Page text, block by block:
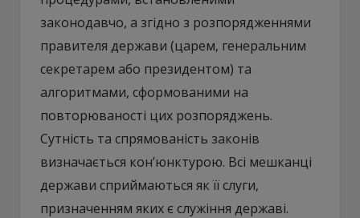
законодавчо, а згідно з розпорядженнями
правителя держави (царем, генеральним
секретарем або президентом) та
алгоритмами, сформованими на
повторюваності цих розпоряджень.
Сутність та спрямованість законів
визначається кон’юнктурою. Всі мешканці
держави сприймаються як її слуги,
призначенням яких є служіння державі.